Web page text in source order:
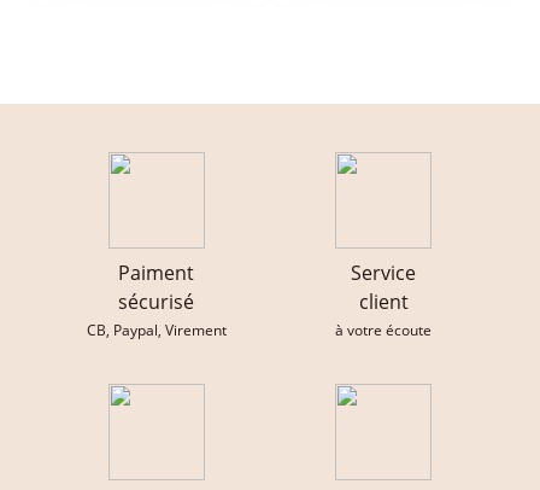
Paiment
sécurisé
CB, Paypal, Virement
Service
client
à votre écoute